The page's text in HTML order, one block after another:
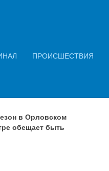
ПРОИСШЕСТВИЯ
в Орловском
обещает быть